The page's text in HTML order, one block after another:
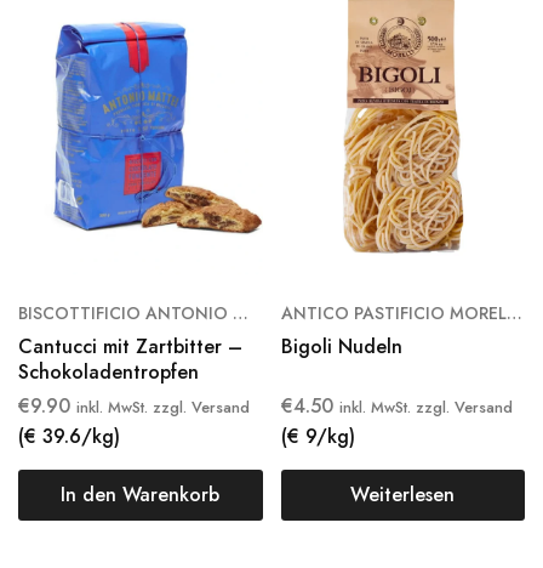
BISCOTTIFICIO ANTONIO MATTEI
Cantucci mit Zartbitter –
Schokoladentropfen
€9.90 inkl. MwSt. zzgl. Versand
(€ 39.6/kg)
In den Warenkorb
ANTICO PASTIFICIO MORELLI DAL 1860
Bigoli Nudeln
€4.50 inkl. MwSt. zzgl. Versand
(€ 9/kg)
Weiterlesen